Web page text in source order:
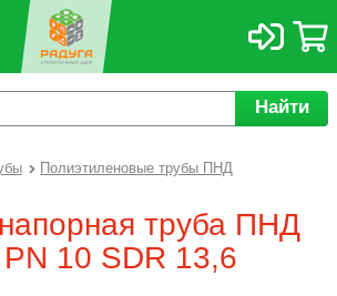
Найти
Полиэтиленовые трубы ПНД
труба ПНД
10 SDR 13,6